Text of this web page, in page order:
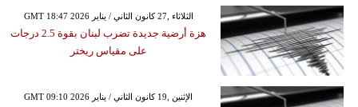
GMT 18:47 2026 الثلاثاء ,27 كانون الثاني / يناير
هزة أرضية جديدة تضرب لبنان بقوة 2.5 درجات
على مقياس ريختر
GMT 09:10 2026 الإثنين ,19 كانون الثاني / يناير